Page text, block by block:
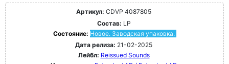
Артикул: CDVP 4087805
Состав: LP
Состояние: Новое. Заводская упаковка.
Дата релиза: 21-02-2025
Лейбл: Reissued Sounds